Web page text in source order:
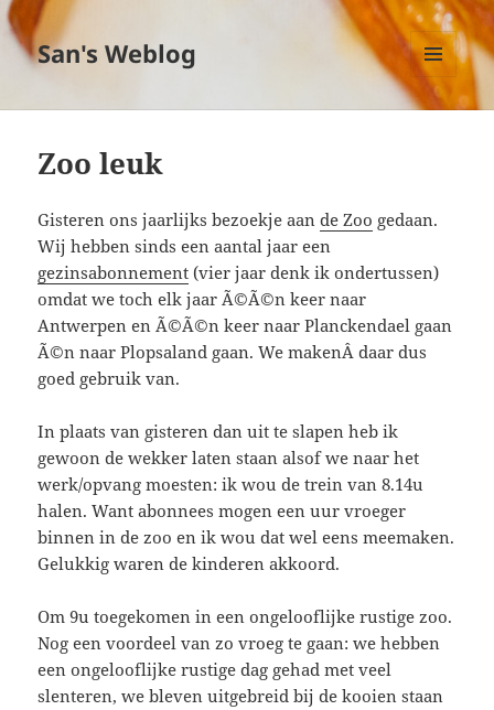
San's Weblog
MENU
EN
Zoo leuk
Gisteren ons jaarlijks bezoekje aande Zoo gedaan.
Wij hebben sinds een aantal jaar een
gezinsabonnement (vier jaar denk ik ondertussen)
omdat we toch elk jaar Ã©Ã©n keer naar
Antwerpen en Ã©Ã©n keer naar Planckendael gaan
Ã©n naar Plopsaland gaan. We makenÂ daar dus
goed gebruik van.
In plaats van gisteren dan uit te slapen heb ik
gewoon de wekker laten staan alsof we naar het
werk/opvang moesten: ik wou de trein van 8.14u
halen. Want abonnees mogen een uur vroeger
binnen in de zoo en ik wou dat wel eens meemaken.
Gelukkig waren de kinderen akkoord.
Om 9u toegekomen in een ongelooflijke rustige zoo.
Nog een voordeel van zo vroeg te gaan: we hebben
een ongelooflijke rustige dag gehad met veel
slenteren, we bleven uitgebreid bij de kooien staan